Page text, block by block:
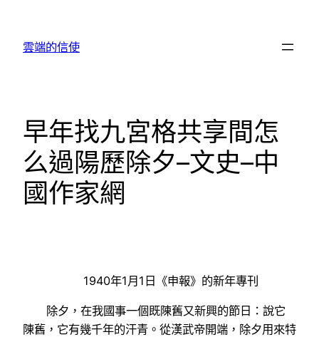
雲端的信使
早年找九宮格共享間怎
么過陽歷除夕–文史–中
國作家網
1940年1月1日《申報》的新年專刊
除夕，在我國事一個既陳舊又新興的節日：說它
陳舊，它有幾千年的汗青。從漢武帝開端，除夕用來特